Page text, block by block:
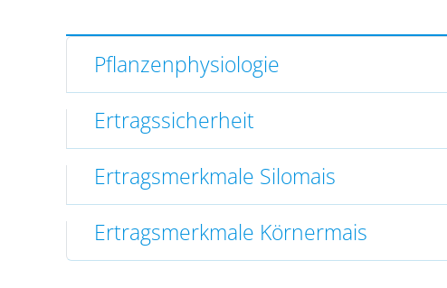
Pflanzenphysiologie
Ertragssicherheit
Ertragsmerkmale Silomais
Ertragsmerkmale Körnermais